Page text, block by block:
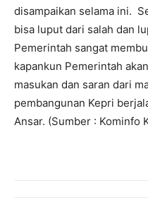
disampaikan selama ini.
bisa luput dari salah dan
Pemerintah sangat
kapankun Pemerintah
masukan dan saran dari
pembangunan Kepri
Ansar. (Sumber : Kominfo